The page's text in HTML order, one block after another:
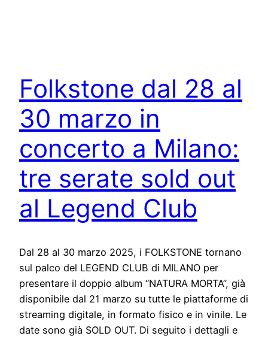
Folkstone dal 28 al
30 marzo in
concerto a Milano:
tre serate sold out
al Legend Club
Dal 28 al 30 marzo 2025, i FOLKSTONE tornano
sul palco del LEGEND CLUB di MILANO per
presentare il doppio album “NATURA MORTA”, già
disponibile dal 21 marzo su tutte le piattaforme di
streaming digitale, in formato fisico e in vinile. Le
date sono già SOLD OUT. Di seguito i dettagli e